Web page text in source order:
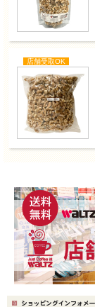
店舗受取OK